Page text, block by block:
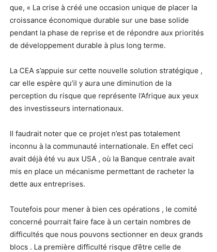
que, « La crise à créé une occasion unique de placer la
croissance économique durable sur une base solide
pendant la phase de reprise et de répondre aux priorités
de développement durable à plus long terme.
La CEA s’appuie sur cette nouvelle solution stratégique ,
car elle espère qu’il y aura une diminution de la
perception du risque que représente l’Afrique aux yeux
des investisseurs internationaux.
Il faudrait noter que ce projet n’est pas totalement
inconnu à la communauté internationale. En effet ceci
avait déjà été vu aux USA , où la Banque centrale avait
mis en place un mécanisme permettant de racheter la
dette aux entreprises.
Toutefois pour mener à bien ces opérations , le comité
concerné pourrait faire face à un certain nombres de
difficultés que nous pouvons sectionner en deux grands
blocs . La première difficulté risque d’être celle de